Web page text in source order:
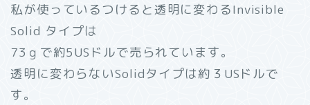
私が使っているつけると透明に変わるInvisible
Solid タイプは
73ｇで約5USドルで売られています。
透明に変わらないSolidタイプは約３USドルで
す。